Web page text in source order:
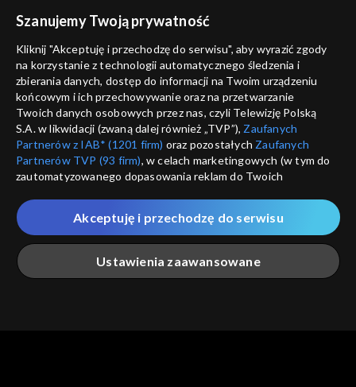
ANULUJ
informacje o dostawcy usług
Szanujemy Twoją prywatność
Kliknij "Akceptuję i przechodzę do serwisu", aby wyrazić zgody
na korzystanie z technologii automatycznego śledzenia i
zbierania danych, dostęp do informacji na Twoim urządzeniu
końcowym i ich przechowywanie oraz na przetwarzanie
Twoich danych osobowych przez nas, czyli Telewizję Polską
S.A. w likwidacji (zwaną dalej również „TVP”), Zaufanych
Partnerów z IAB* (1201 firm) oraz pozostałych Zaufanych
Partnerów TVP (93 firm), w celach marketingowych (w tym do
zautomatyzowanego dopasowania reklam do Twoich
które wskazujemy poniżej, a także zgody na udostępnianie
przez nas identyfikatora PPID do Google.
Twoje dane osobowe zbierane podczas odwiedzania przez
Ciebie naszych
poszczególnych serwisówzwanych dalej
„Portalem”, w tym informacje zapisywane za pomocą
Ustawienia zaawansowane
Akceptuję i przechodzę do serwisu